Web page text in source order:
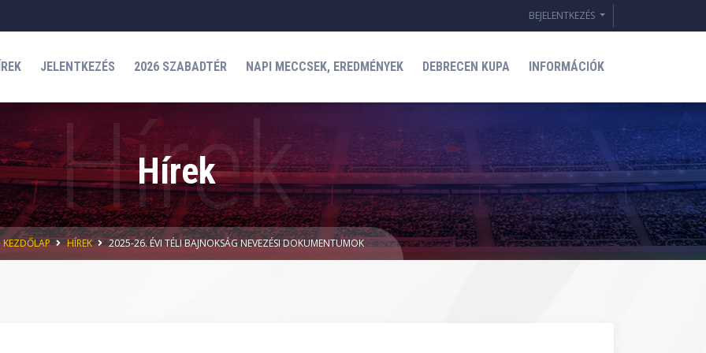
BEJELENTKEZÉS
JELENTKEZÉS 2026 SZABADTÉR NAPI MECCSEK, EREDMÉNYEK DEBRECEN KUPA INFORMÁCIÓK
Hírek
KEZDŐLAP HÍREK 2025-26. ÉVI TÉLI BAJNOKSÁG NEVEZÉSI DOKUMENTUMOK